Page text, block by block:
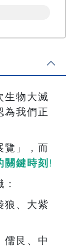
生物大滅
我們正
覽」，而
關鍵時刻 !
狼、大紫
儒艮、中